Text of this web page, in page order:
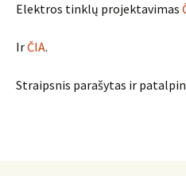
Elektros tinklų projektavimas
IrČIA.
Straipsnis parašytas ir